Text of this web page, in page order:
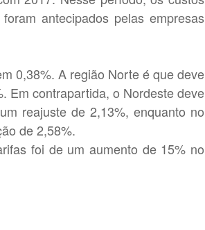
antecipados pelas empresas
0,38%. A região Norte é que deve
Em contrapartida, o Nordeste deve
reajuste de 2,13%, enquanto no
de 2,58%.
foi de um aumento de 15% no